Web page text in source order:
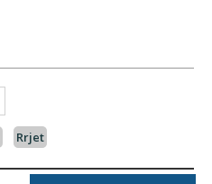
Rrjet